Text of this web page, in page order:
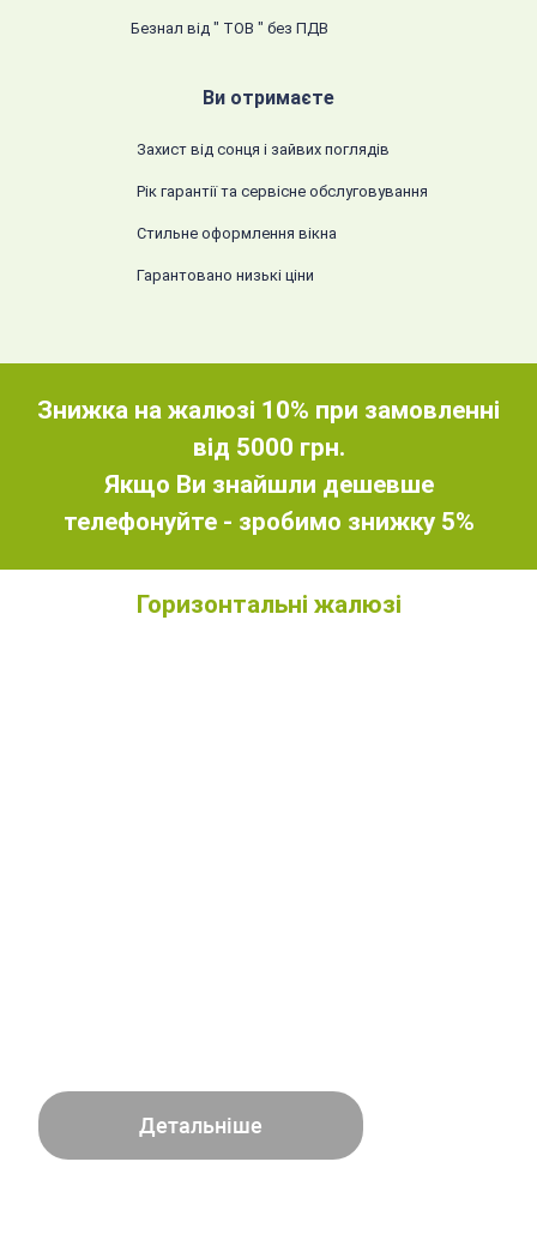
Безнал від " ТОВ " без ПДВ
Ви отримаєте
Захист від сонця і зайвих поглядів
Рік гарантії та сервісне обслуговування
Стильне оформлення вікна
Гарантовано низькі ціни
Знижка на жалюзі 10% при замовленні
від 5000 грн.
Якщо Ви знайшли дешевше
телефонуйте - зробимо знижку 5%
Горизонтальні жалюзі
Детальніше